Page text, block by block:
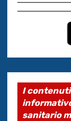
I
sanitario